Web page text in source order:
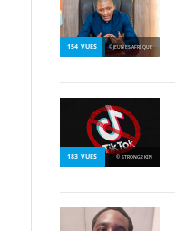
154 VUES © JEUNES AFRIQUE
183 VUES © STRONG2KIN